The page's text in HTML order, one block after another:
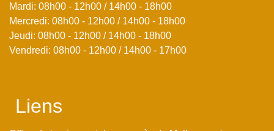
Mardi: 08h00 - 12h00 / 14h00 - 18h00
Mercredi: 08h00 - 12h00 / 14h00 - 18h00
Jeudi: 08h00 - 12h00 / 14h00 - 18h00
Vendredi: 08h00 - 12h00 / 14h00 - 17h00
Liens